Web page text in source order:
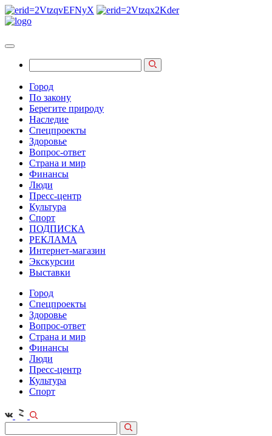
Город
По закону
Берегите природу
Наследие
Спецпроекты
Здоровье
Вопрос-ответ
Страна и мир
Финансы
Люди
Пресс-центр
Культура
Спорт
ПОДПИСКА
РЕКЛАМА
Интернет-магазин
Экскурсии
Выставки
Город
Спецпроекты
Здоровье
Вопрос-ответ
Страна и мир
Финансы
Люди
Пресс-центр
Культура
Спорт